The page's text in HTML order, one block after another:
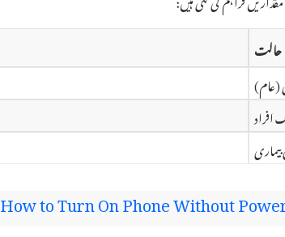
حالت
(عام)
افراد
How to Turn On Phone Without